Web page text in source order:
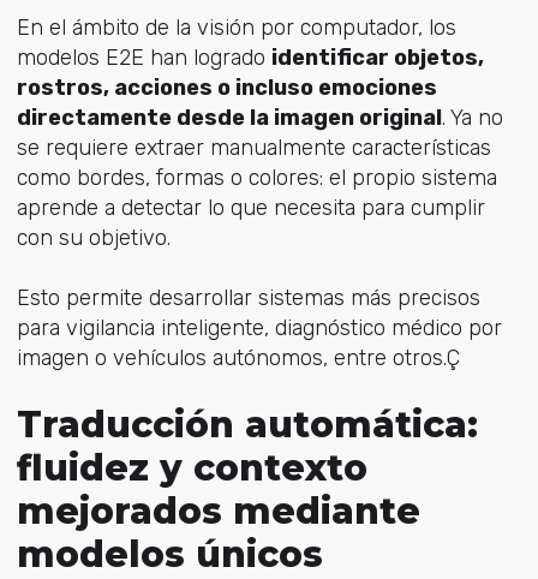
En el ámbito de la visión por computador, los
modelos E2E han logrado identificar objetos,
rostros, acciones o incluso emociones
directamente desde la imagen original. Ya no
se requiere extraer manualmente características
como bordes, formas o colores: el propio sistema
aprende a detectar lo que necesita para cumplir
con su objetivo.
Esto permite desarrollar sistemas más precisos
para vigilancia inteligente, diagnóstico médico por
imagen o vehículos autónomos, entre otros.Ç
Traducción automática:
fluidez y contexto
mejorados mediante
modelos únicos